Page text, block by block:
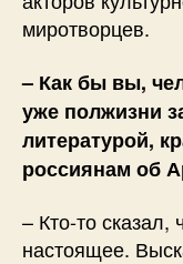
миротворцев.
– Как бы вы,
уже полжизни
литературой,
россиянам об
– Кто-то
настоящее.